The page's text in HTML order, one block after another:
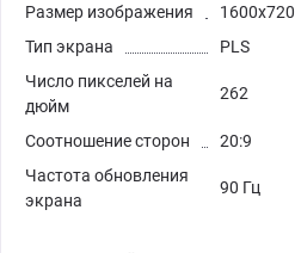
Размер изображения
1600x720
Тип экрана
PLS
Число пикселей на
дюйм
262
Соотношение сторон
20:9
Частота обновления
экрана
90 Гц